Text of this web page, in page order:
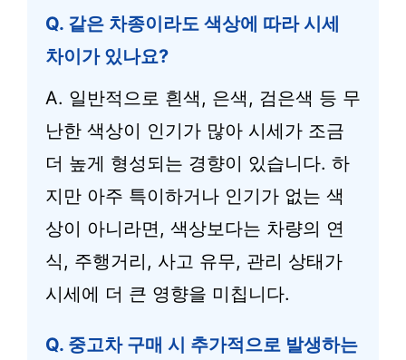
Q. 같은 차종이라도 색상에 따라 시세
차이가 있나요?
A. 일반적으로 흰색, 은색, 검은색 등 무
난한 색상이 인기가 많아 시세가 조금
더 높게 형성되는 경향이 있습니다. 하
지만 아주 특이하거나 인기가 없는 색
상이 아니라면, 색상보다는 차량의 연
식, 주행거리, 사고 유무, 관리 상태가
시세에 더 큰 영향을 미칩니다.
Q. 중고차 구매 시 추가적으로 발생하는